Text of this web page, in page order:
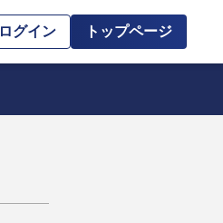
ログイン トップページ